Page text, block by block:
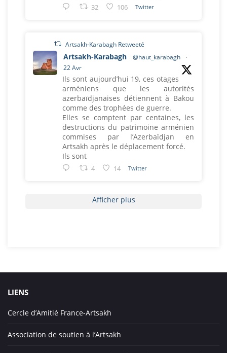
32 106 Twitter
Artsakh-Karabagh Retweeté
Artsakh-Karabagh @haut_karabagh
·
22 Avr
Ils sont aujourd’hui 19, ces otages
arméniens que les autorités
azerbaïdjanaises détiennent à Bakou
comme des trophées de guerre.
Elles se comptent par centaines, les
destructions du patrimoine arménien
commises par l’Azerbaïdjan en
Artsakh après le déplacement forcé.
Ils sont
4 14 Twitter
Afficher plus
LIENS
Cercle d’Amitié France-Artsakh
Association de soutien à l’Artsakh